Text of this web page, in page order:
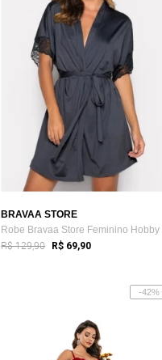
BRAVAA STORE
R$ 129,90 R$ 69,90
-42%